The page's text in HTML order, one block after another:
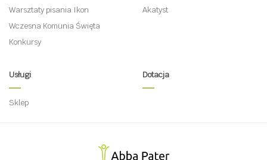
Warsztaty pisania Ikon
Wczesna Komunia Święta
Konkursy
Akatyst
Usługi
Sklep
Dotacja